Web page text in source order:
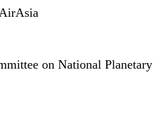
on National Planetary